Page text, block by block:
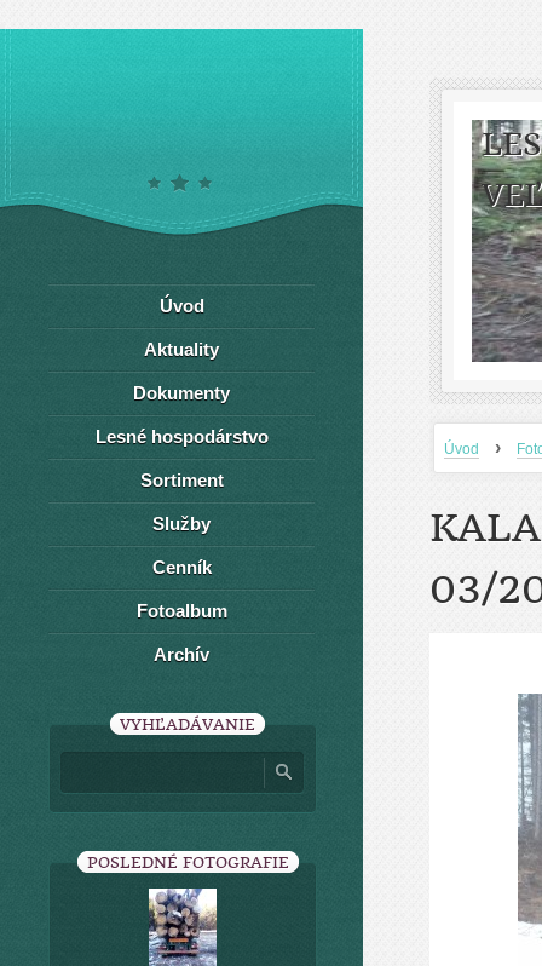
Úvod ›
03/
Úvod
Aktuality
Dokumenty
Lesné hospodárstvo
Sortiment
Služby
Cenník
Fotoalbum
Archív
VYHĽADÁVANIE
POSLEDNÉ FOTOGRAFIE